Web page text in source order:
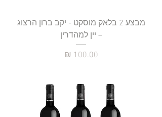
מבצע 2 בלאק מוסקט - יקב ברון הרצוג
– יין למהדרין
מחיר